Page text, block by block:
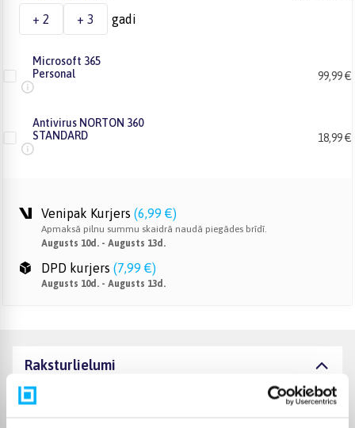
+ 2 + 3 gadi
Microsoft 365
Personal
99,99 €
Antivirus NORTON 360
STANDARD
18,99 €
Venipak Kurjers (6,99 €)
Apmaksā pilnu summu skaidrā naudā piegādes brīdī.
Augusts 10d. - Augusts 13d.
DPD kurjers (7,99 €)
Augusts 10d. - Augusts 13d.
Raksturlielumi
Ražotājs